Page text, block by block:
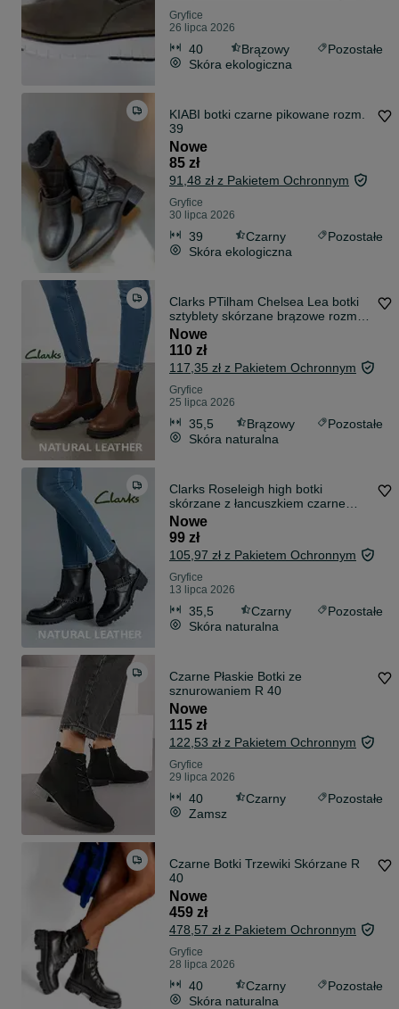
Gryfice
26 lipca 2026
40 Brązowy
Pozostałe
Skóra ekologiczna
KIABI botki czarne pikowane rozm.
39
Nowe
85 zł
91,48 zł z Pakietem Ochronnym
Gryfice
30 lipca 2026
39 Czarny
Pozostałe
Skóra ekologiczna
Clarks PTilham Chelsea Lea botki
sztyblety skórzane brązowe rozm.
35,5
Nowe
110 zł
117,35 zł z Pakietem Ochronnym
Gryfice
25 lipca 2026
35,5 Brązowy
Pozostałe
Skóra naturalna
Clarks Roseleigh high botki
skórzane z łancuszkiem czarne
rozm. 35,5
Nowe
99 zł
105,97 zł z Pakietem Ochronnym
Gryfice
13 lipca 2026
35,5 Czarny
Pozostałe
Skóra naturalna
Czarne Płaskie Botki ze
sznurowaniem R 40
Nowe
115 zł
122,53 zł z Pakietem Ochronnym
Gryfice
29 lipca 2026
40 Czarny
Pozostałe
Zamsz
Czarne Botki Trzewiki Skórzane R
40
Nowe
459 zł
478,57 zł z Pakietem Ochronnym
Gryfice
28 lipca 2026
40 Czarny
Pozostałe
Skóra naturalna